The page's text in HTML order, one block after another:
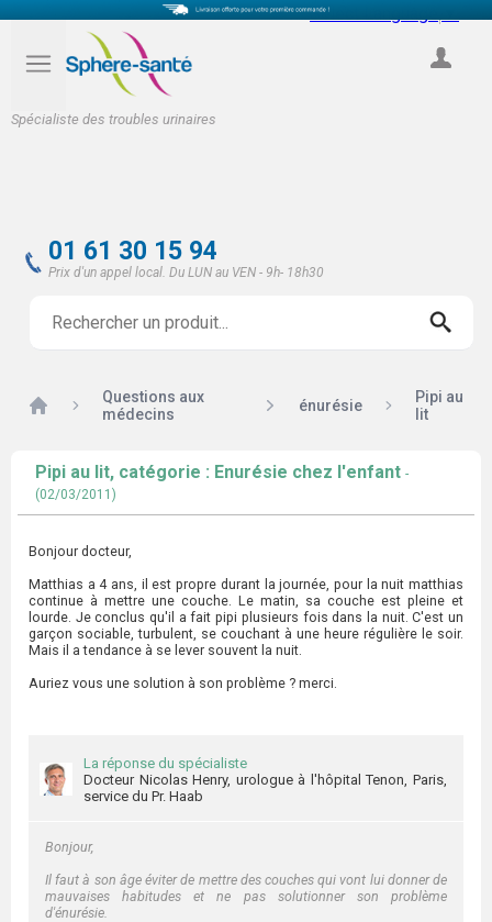
Spécialiste des troubles urinaires
Select Language
01 61 30 15 94
Prix d'un appel local. Du LUN au VEN - 9h- 18h30
Accueil
Questions aux
médecins
énurésie
Pipi au
lit
Pipi au lit, catégorie : Enurésie chez l'enfant -
(02/03/2011)
Bonjour docteur,
Matthias a 4 ans, il est propre durant la journée, pour la nuit matthias
continue à mettre une couche. Le matin, sa couche est pleine et
lourde. Je conclus qu'il a fait pipi plusieurs fois dans la nuit. C'est un
garçon sociable, turbulent, se couchant à une heure régulière le soir.
Mais il a tendance à se lever souvent la nuit.
Auriez vous une solution à son problème ? merci.
La réponse du spécialiste
Docteur Nicolas Henry, urologue à l'hôpital Tenon, Paris,
service du Pr. Haab
Bonjour,
Il faut à son âge éviter de mettre des couches qui vont lui donner de
mauvaises habitudes et ne pas solutionner son problème
d'énurésie.